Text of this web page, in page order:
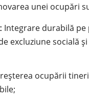
unei ocupări
Integrare durabilă pe
excluziune socială
ocupării